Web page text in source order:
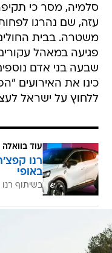
סלמיה, מסר כי
משטרה. בבית
פגיעה במאהל
שבעה בני אדם
כינו את האירועים
ללחוץ על ישראל
עוד בוואלה
רנו
באופי
בשיתוף רנו